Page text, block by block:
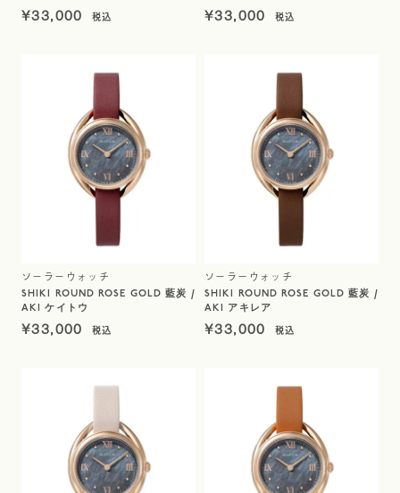
¥33,000 ¥33,000
ソーラーウォッチ
SHIKI ROUND ROSE GOLD 藍炭 /
AKI ケイトウ
¥33,000
ソーラーウォッチ
SHIKI ROUND ROSE GOLD 藍炭 /
AKI アキレア
¥33,000